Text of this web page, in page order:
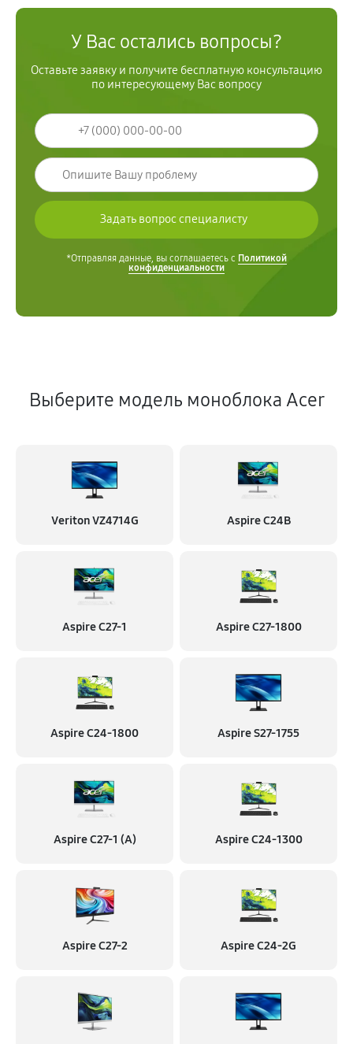
У Вас остались вопросы?
Оставьте заявку и получите бесплатную консультацию
по интересующему Вас вопросу
*Отправляя данные, вы соглашаетесь с Политикой
конфиденциальности
Выберите модель моноблока Acer
Veriton VZ4714G Aspire C24B
Aspire C27-1 Aspire C27-1800
Aspire C24-1800 Aspire S27-1755
Aspire C27-1 (A) Aspire C24-1300
Aspire C27-2 Aspire C24-2G